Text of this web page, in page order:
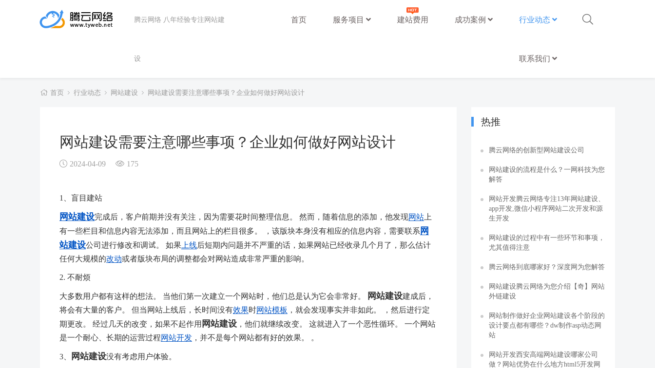
腾云网络 八年经验专注网站建
设
首页 服务项目 建站费用 成功案例 行业动态
联系我们
首页 行业动态 网站建设 网站建设需要注意哪些事项？企业如何做好网站设计
网站建设需要注意哪些事项？企业如何做好网站设计
2024-04-09 175
1、盲目建站
网站建设完成后，客户前期并没有关注，因为需要花时间整理信息。 然而，随着信息的添加，他发现网站 上
有一些栏目和信息内容无法添加，而且网站上的栏目很多。 ，该版块本身没有相应的信息内容，需要联系 网
站建设公司进行修改和调试。 如果 上线后短期内问题并不严重的话，如果网站已经收录几个月了，那么估计
任何大规模的改动或者版块布局的调整都会对网站造成非常严重的影响。
2. 不耐烦
大多数用户都有这样的想法。 当他们第一次建立一个网站时，他们总是认为它会非常好。 网站建设建成后，
将会有大量的客户。 但当网站上线后，长时间没有效果时网站模板
，就会发现事实并非如此。 ，然后进行定
期更改。 经过几天的改变，如果不起作用 网站建设 ，他们就继续改变。 这就进入了一个恶性循环。 一个网站
是一个耐心、长期的运营过程网站开发 ，并不是每个网站都有好的效果。 。
3、 网站建设没有考虑用户体验。
热推
腾云网络的创新型网站建设公司
网站建设的流程是什么？一网科技为您
解答
网站开发腾云网络专注13年网站建设、
app开发,微信小程序网站二次开发和源
生开发
网站建设的过程中有一些环节和事项，
尤其值得注意
腾云网络到底哪家好？深度网为您解答
网站建设腾云网络为您介绍【奇】网站
外链建设
网站制作做好企业网站建设各个阶段的
设计要点都有哪些？dw制作asp动态网
站
网站开发西安高端网站建设哪家公司
做？网站优势在什么地方html5开发网